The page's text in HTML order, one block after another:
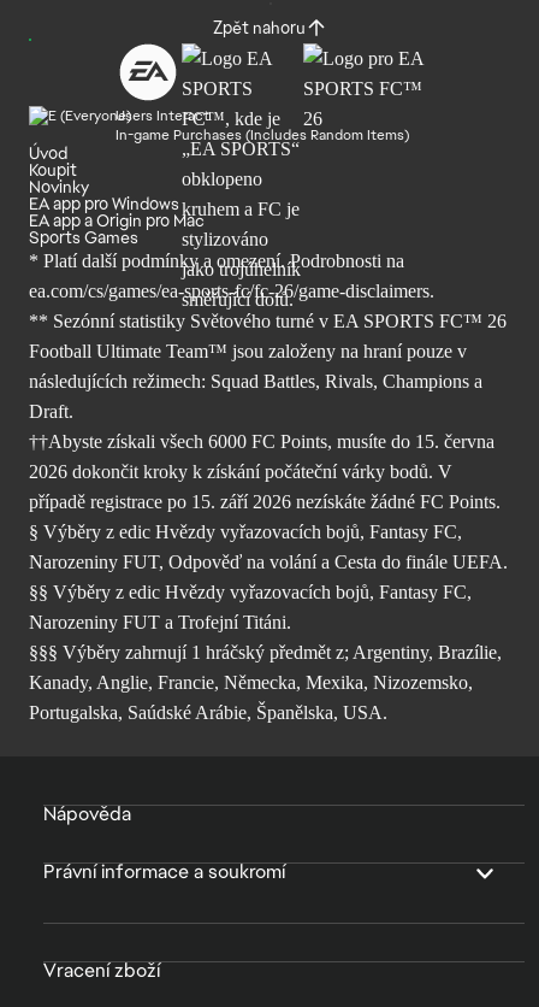
Zpět nahoru
Users Interact
In-game Purchases (Includes Random Items)
Úvod
Koupit
Novinky
EA app pro Windows
EA app a Origin pro Mac
Sports Games
* Platí další podmínky a omezení. Podrobnosti na
ea.com/cs/games/ea-sports-fc/fc-26/game-disclaimers.
** Sezónní statistiky Světového turné v EA SPORTS FC™ 26
Football Ultimate Team™ jsou založeny na hraní pouze v
následujících režimech: Squad Battles, Rivals, Champions a
Draft.
††Abyste získali všech 6000 FC Points, musíte do 15. června
2026 dokončit kroky k získání počáteční várky bodů. V
případě registrace po 15. září 2026 nezískáte žádné FC Points.
§ Výběry z edic Hvězdy vyřazovacích bojů, Fantasy FC,
Narozeniny FUT, Odpověď na volání a Cesta do finále UEFA.
§§ Výběry z edic Hvězdy vyřazovacích bojů, Fantasy FC,
Narozeniny FUT a Trofejní Titáni.
§§§ Výběry zahrnují 1 hráčský předmět z; Argentiny, Brazílie,
Kanady, Anglie, Francie, Německa, Mexika, Nizozemsko,
Portugalska, Saúdské Arábie, Španělska, USA.
Nápověda
Právní informace a soukromí
Vracení zboží